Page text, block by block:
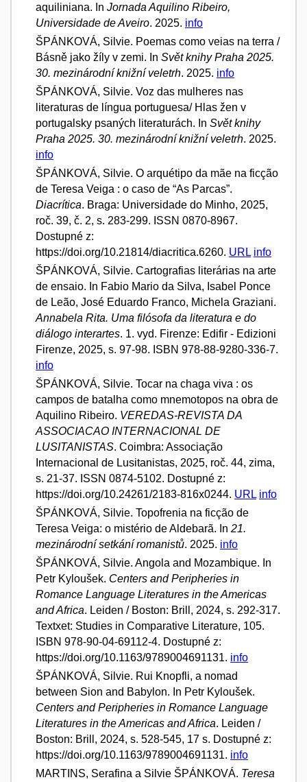
aquiliniana. In Jornada Aquilino Ribeiro,
Universidade de Aveiro. 2025. info
ŠPÁNKOVÁ, Silvie. Poemas como veias na terra /
Básně jako žíly v zemi. In Svět knihy Praha 2025.
30. mezinárodní knižní veletrh. 2025. info
ŠPÁNKOVÁ, Silvie. Voz das mulheres nas
literaturas de língua portuguesa/ Hlas žen v
portugalsky psaných literaturách. In Svět knihy
Praha 2025. 30. mezinárodní knižní veletrh. 2025.
info
ŠPÁNKOVÁ, Silvie. O arquétipo da mãe na ficção
de Teresa Veiga : o caso de “As Parcas”.
Diacrítica. Braga: Universidade do Minho, 2025,
roč. 39, č. 2, s. 283-299. ISSN 0870-8967.
Dostupné z:
https://doi.org/10.21814/diacritica.6260. URL info
ŠPÁNKOVÁ, Silvie. Cartografias literárias na arte
de ensaio. In Fabio Mario da Silva, Isabel Ponce
de Leão, José Eduardo Franco, Michela Graziani.
Annabela Rita. Uma filósofa da literatura e do
diálogo interartes. 1. vyd. Firenze: Edifir - Edizioni
Firenze, 2025, s. 97-98. ISBN 978-88-9280-336-7.
info
ŠPÁNKOVÁ, Silvie. Tocar na chaga viva : os
campos de batalha como mnemotopos na obra de
Aquilino Ribeiro. VEREDAS-REVISTA DA
ASSOCIACAO INTERNACIONAL DE
LUSITANISTAS. Coimbra: Associação
Internacional de Lusitanistas, 2025, roč. 44, zima,
s. 21-37. ISSN 0874-5102. Dostupné z:
https://doi.org/10.24261/2183-816x0244. URL info
ŠPÁNKOVÁ, Silvie. Topofrenia na ficção de
Teresa Veiga: o mistério de Aldebarã. In 21.
mezinárodní setkání romanistů. 2025. info
ŠPÁNKOVÁ, Silvie. Angola and Mozambique. In
Petr Kyloušek. Centers and Peripheries in
Romance Language Literatures in the Americas
and Africa. Leiden / Boston: Brill, 2024, s. 292-317.
Textxet: Studies in Comparative Literature, 105.
ISBN 978-90-04-69112-4. Dostupné z:
https://doi.org/10.1163/9789004691131. info
ŠPÁNKOVÁ, Silvie. Rui Knopfli, a nomad
between Sion and Babylon. In Petr Kyloušek.
Centers and Peripheries in Romance Language
Literatures in the Americas and Africa. Leiden /
Boston: Brill, 2024, s. 528-545, 17 s. Dostupné z:
https://doi.org/10.1163/9789004691131. info
MARTINS, Serafina a Silvie ŠPÁNKOVÁ. Teresa